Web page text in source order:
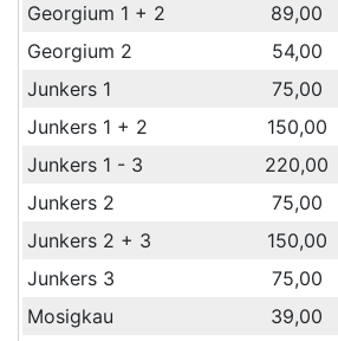
Georgium 1 + 2
89,00
Georgium 2
54,00
Junkers 1
75,00
Junkers 1 + 2
150,00
Junkers 1 - 3
220,00
Junkers 2
75,00
Junkers 2 + 3
150,00
Junkers 3
75,00
Mosigkau
39,00